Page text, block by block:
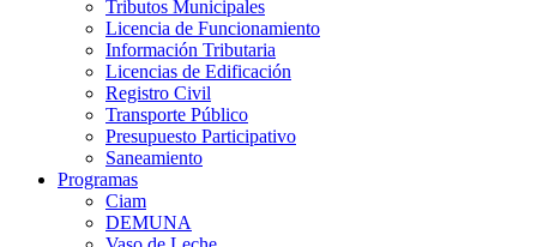
Tributos Municipales
Licencia de Funcionamiento
Información Tributaria
Licencias de Edificación
Registro Civil
Transporte Público
Presupuesto Participativo
Saneamiento
Programas
Ciam
DEMUNA